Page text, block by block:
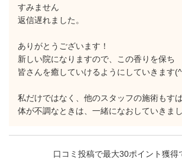
すみません
返信遅れました。
ありがとうございます！
新しい院になりますので、この香りを保ち
皆さんを癒していけるようにしていきます
私だけではなく、他のスタッフの施術もす
体が不調なときは、一緒になおしていきま
口コミ投稿で最大30ポイント獲得